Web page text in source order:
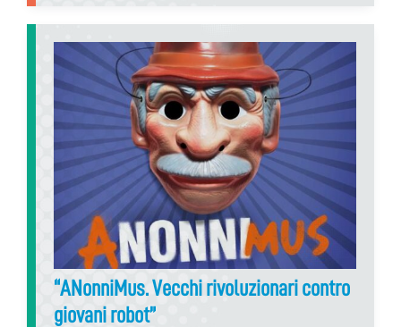
“ANonniMus. Vecchi rivoluzionari contro
giovani robot”